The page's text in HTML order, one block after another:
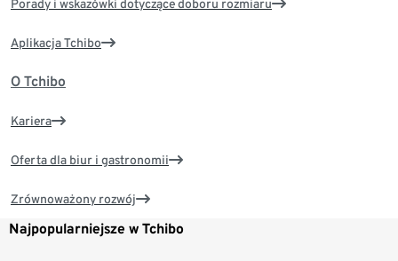
Porady i wskazówki dotyczące doboru rozmiaru
Aplikacja Tchibo
O Tchibo
Kariera
Oferta dla biur i gastronomii
Zrównoważony rozwój
Najpopularniejsze w Tchibo